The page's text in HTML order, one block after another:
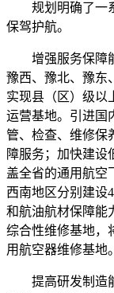
规划明确了一
保驾护航。
增强服务保障
豫西、豫北、豫东
实现县（区）级以
运营基地。引进国
管、检查、维修保
障服务；加快建设
盖全省的通用航空
西南地区分别建设
和航油航材保障能
综合性维修基地，
用航空器维修基地。
提高研发制造